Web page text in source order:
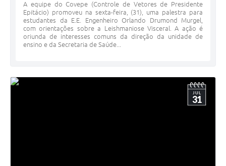
A equipe do Covepe (Controle de Vetores de Presidente
Epitácio) promoveu na sexta-feira, (31), uma palestra para
estudantes da E.E. Engenheiro Orlando Drumond Murgel,
com orientações sobre a Leishmaniose Visceral. A ação é
oriunda de interesses comuns da direção da unidade de
ensino e da Secretaria de Saúde...
JUL
31